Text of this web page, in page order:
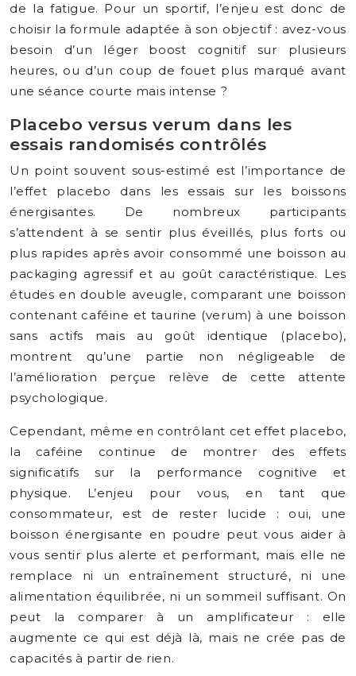
de la fatigue. Pour un sportif, l’enjeu est donc de
choisir la formule adaptée à son objectif : avez-vous
besoin d’un léger boost cognitif sur plusieurs
heures, ou d’un coup de fouet plus marqué avant
une séance courte mais intense ?
Placebo versus verum dans les
essais randomisés contrôlés
Un point souvent sous-estimé est l’importance de
l’effet placebo dans les essais sur les boissons
énergisantes. De nombreux participants
s’attendent à se sentir plus éveillés, plus forts ou
plus rapides après avoir consommé une boisson au
packaging agressif et au goût caractéristique. Les
études en double aveugle, comparant une boisson
contenant caféine et taurine (verum) à une boisson
sans actifs mais au goût identique (placebo),
montrent qu’une partie non négligeable de
l’amélioration perçue relève de cette attente
psychologique.
Cependant, même en contrôlant cet effet placebo,
la caféine continue de montrer des effets
significatifs sur la performance cognitive et
physique. L’enjeu pour vous, en tant que
consommateur, est de rester lucide : oui, une
boisson énergisante en poudre peut vous aider à
vous sentir plus alerte et performant, mais elle ne
remplace ni un entraînement structuré, ni une
alimentation équilibrée, ni un sommeil suffisant. On
peut la comparer à un amplificateur : elle
augmente ce qui est déjà là, mais ne crée pas de
capacités à partir de rien.